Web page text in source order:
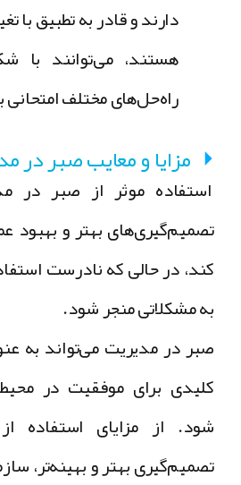
دارند و قادر به تطبیق با
هستند، می‌توانند با
راه‌حل‌های مختلف امتحانی
مزایا و معایب صبر در
استفاده موثر از صبر در
تصمیم‌گیری‌های بهتر و بهبود
کند، در حالی که نادرست
به مشکلاتی منجر شود.
صبر در مدیریت می‌تواند به
کلیدی برای موفقیت در
شود. از مزایای استفاده از
تصمیم‌گیری بهتر و بهینه‌تر،